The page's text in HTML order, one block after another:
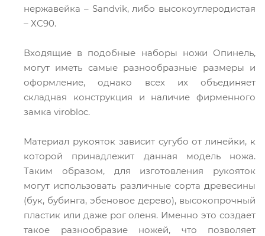
нержавейка – Sandvik, либо высокоуглеродистая
– ХС90.
Входящие в подобные наборы ножи Опинель,
могут иметь самые разнообразные размеры и
оформление, однако всех их объединяет
складная конструкция и наличие фирменного
замка virobloc.
Материал рукояток зависит сугубо от линейки, к
которой принадлежит данная модель ножа.
Таким образом, для изготовления рукояток
могут использовать различные сорта древесины
(бук, бубинга, эбеновое дерево), высокопрочный
пластик или даже рог оленя. Именно это создает
такое разнообразие ножей, что позволяет